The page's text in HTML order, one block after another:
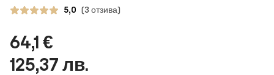
5,0 (3 отзива)
64,1 €
125,37 лв.